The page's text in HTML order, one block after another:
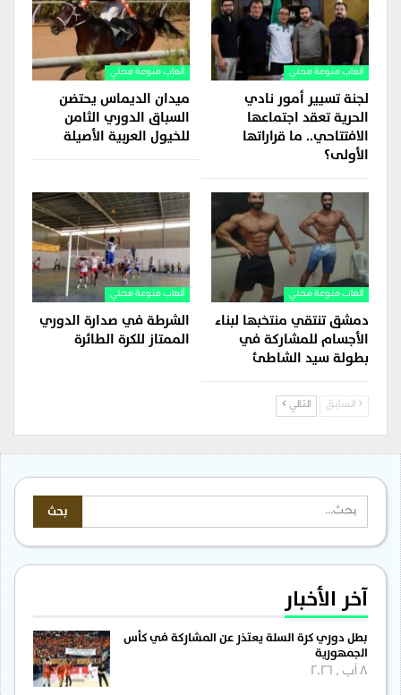
ألعاب منوعة محلي
لجنة تسيير أمور نادي
الحرية تعقد اجتماعها
الافتتاحي.. ما قراراتها
الأولى؟
ألعاب منوعة محلي
ميدان الديماس يحتضن
السباق الدوري الثامن
للخيول العربية الأصيلة
ألعاب منوعة محلي
دمشق تنتقي منتخبها لبناء
الأجسام للمشاركة في
بطولة سيد الشاطئ
ألعاب منوعة محلي
الشرطة في صدارة الدوري
الممتاز للكرة الطائرة
السابق التالي
آخر الأخبار
بطل دوري كرة السلة يعتذر عن المشاركة في كأس
الجمهورية